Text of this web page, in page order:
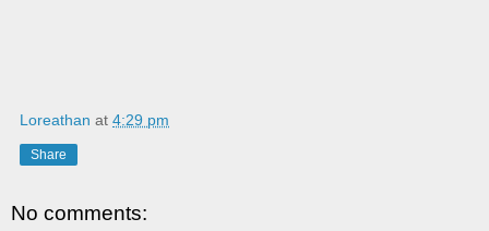
Loreathan at 4:29 pm
Share
No comments: